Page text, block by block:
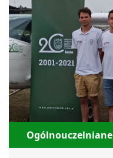
Ogólnouczelniane